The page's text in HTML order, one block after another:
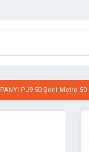
PANYI PJ9-50 Şerit Metre